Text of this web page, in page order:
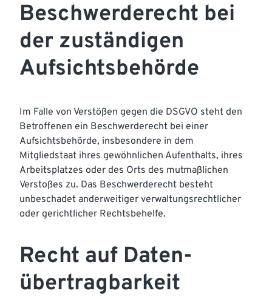
Beschwerde­recht bei
der zuständigen
Aufsichts­behörde
Im Falle von Verstößen gegen die DSGVO steht den
Betroffenen ein Beschwerderecht bei einer
Aufsichtsbehörde, insbesondere in dem
Mitgliedstaat ihres gewöhnlichen Aufenthalts, ihres
Arbeitsplatzes oder des Orts des mutmaßlichen
Verstoßes zu. Das Beschwerderecht besteht
unbeschadet anderweitiger verwaltungsrechtlicher
oder gerichtlicher Rechtsbehelfe.
Recht auf Daten­
übertrag­barkeit